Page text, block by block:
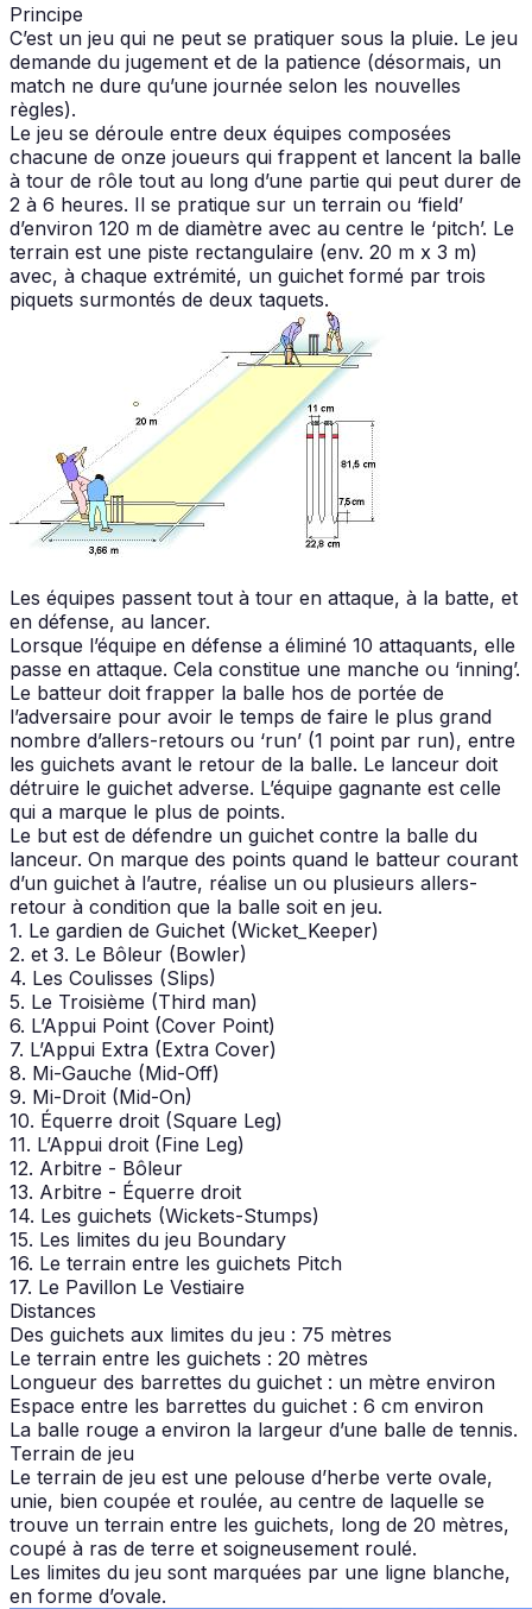
Principe
C’est un jeu qui ne peut se pratiquer sous la pluie. Le jeu
demande du jugement et de la patience (désormais, un
match ne dure qu’une journée selon les nouvelles
règles).
Le jeu se déroule entre deux équipes composées
chacune de onze joueurs qui frappent et lancent la balle
à tour de rôle tout au long d’une partie qui peut durer de
2 à 6 heures. Il se pratique sur un terrain ou ‘field’
d’environ 120 m de diamètre avec au centre le ‘pitch’. Le
terrain est une piste rectangulaire (env. 20 m x 3 m)
avec, à chaque extrémité, un guichet formé par trois
piquets surmontés de deux taquets.
Les équipes passent tout à tour en attaque, à la batte, et
en défense, au lancer.
Lorsque l’équipe en défense a éliminé 10 attaquants, elle
passe en attaque. Cela constitue une manche ou ‘inning’.
Le batteur doit frapper la balle hos de portée de
l’adversaire pour avoir le temps de faire le plus grand
nombre d’allers-retours ou ‘run’ (1 point par run), entre
les guichets avant le retour de la balle. Le lanceur doit
détruire le guichet adverse. L’équipe gagnante est celle
qui a marque le plus de points.
Le but est de défendre un guichet contre la balle du
lanceur. On marque des points quand le batteur courant
d’un guichet à l’autre, réalise un ou plusieurs allers-
retour à condition que la balle soit en jeu.
1. Le gardien de Guichet (Wicket_Keeper)
2. et 3. Le Bôleur (Bowler)
4. Les Coulisses (Slips)
5. Le Troisième (Third man)
6. L’Appui Point (Cover Point)
7. L’Appui Extra (Extra Cover)
8. Mi-Gauche (Mid-Off)
9. Mi-Droit (Mid-On)
10. Équerre droit (Square Leg)
11. L’Appui droit (Fine Leg)
12. Arbitre - Bôleur
13. Arbitre - Équerre droit
14. Les guichets (Wickets-Stumps)
15. Les limites du jeu Boundary
16. Le terrain entre les guichets Pitch
17. Le Pavillon Le Vestiaire
Distances
Des guichets aux limites du jeu : 75 mètres
Le terrain entre les guichets : 20 mètres
Longueur des barrettes du guichet : un mètre environ
Espace entre les barrettes du guichet : 6 cm environ
La balle rouge a environ la largeur d’une balle de tennis.
Terrain de jeu
Le terrain de jeu est une pelouse d’herbe verte ovale,
unie, bien coupée et roulée, au centre de laquelle se
trouve un terrain entre les guichets, long de 20 mètres,
coupé à ras de terre et soigneusement roulé.
Les limites du jeu sont marquées par une ligne blanche,
en forme d’ovale.